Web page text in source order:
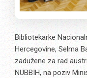
Bibliotekarke
Hercegovine, Selma
zadužene za rad
NUBBIH, na poziv